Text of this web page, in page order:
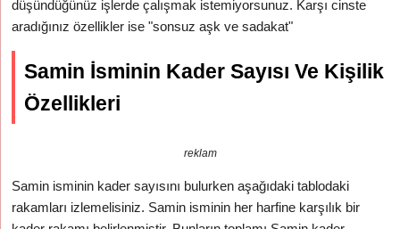
düşündüğünüz işlerde çalışmak istemiyorsunuz. Karşı cinste
aradığınız özellikler ise "sonsuz aşk ve sadakat"
Samin İsminin Kader Sayısı Ve Kişilik
Özellikleri
reklam
Samin isminin kader sayısını bulurken aşağıdaki tablodaki
rakamları izlemelisiniz. Samin isminin her harfine karşılık bir